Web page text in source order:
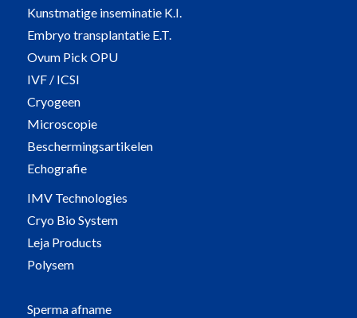
Kunstmatige inseminatie K.I.
Embryo transplantatie E.T.
Ovum Pick OPU
IVF / ICSI
Cryogeen
Microscopie
Beschermingsartikelen
Echografie
IMV Technologies
Cryo Bio System
Leja Products
Polysem
Sperma afname